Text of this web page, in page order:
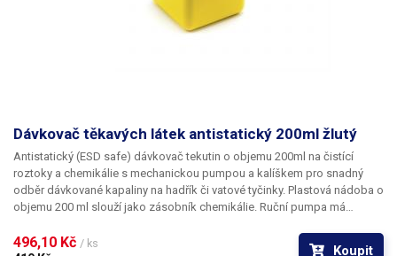
Dávkovač těkavých látek antistatický 200ml žlutý
Antistatický (ESD safe) dávkovač tekutin o objemu 200ml na čistící
roztoky a chemikálie s mechanickou pumpou a kalíškem pro snadný
odběr dávkované kapaliny na hadřík či vatové tyčinky. Plastová nádoba o
objemu 200 ml slouží jako zásobník chemikálie. Ruční pumpa má
hadříkem 2x až 3x stlačíte hlavu směrem dolů a do vaničky se
496,10 Kč / ks Koupit